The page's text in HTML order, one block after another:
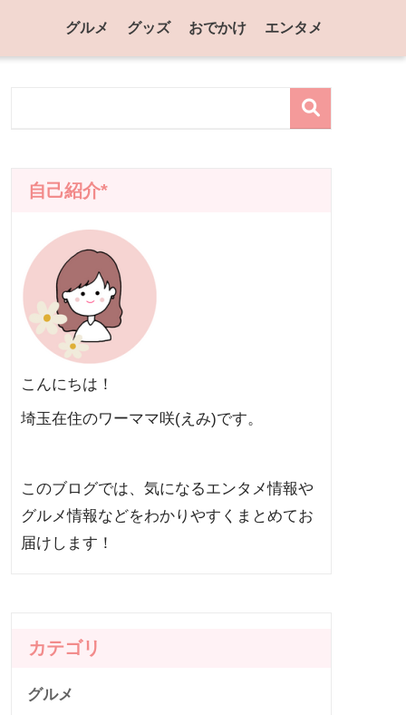
グルメ グッズ おでかけ エンタメ
自己紹介*
こんにちは！
埼玉在住のワーママ咲(えみ)です。
このブログでは、気になるエンタメ情報や
グルメ情報などをわかりやすくまとめてお
届けします！
カテゴリ
グルメ